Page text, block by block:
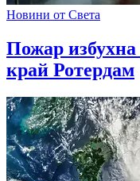
Новини от Света
Пожар избухна
край Ротердам